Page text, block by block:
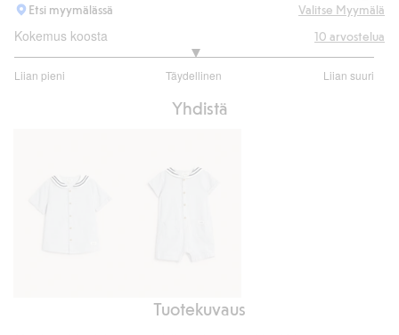
Etsi myymälässä
Valitse Myymälä
Kokemus koosta
Liian pieni Täydellinen Liian suuri
/
10 arvostelua
Yhdistä
KudottuTuotekuvaus